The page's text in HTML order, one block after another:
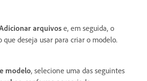
arquivose, em seguida, o
que deseja usar para criar o modelo.
modelo, selecione uma das seguintes